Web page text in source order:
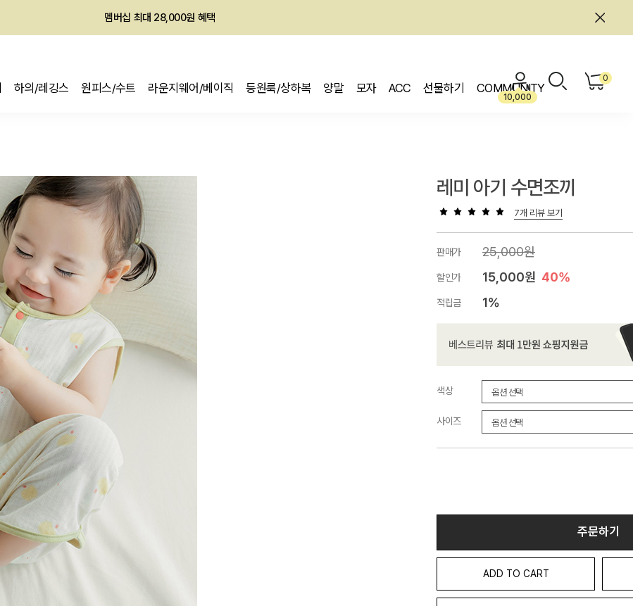
회원전용 아울렛, 가입하면 ~60% 할인!
하의/레깅스 원피스/수트 라운지웨어/베이직 등원룩/상하복 양말 모자 ACC 선물하기 COMMUNITY
10,000
0
레미 아기 수면조끼
7개 리뷰 보기
판매가 25,000원
할인가 15,000원 40%
적립금 1%
색상
사이즈
주문하기
ADD TO CART